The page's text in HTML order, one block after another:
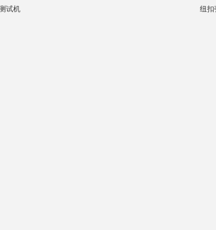
试机
纽扣